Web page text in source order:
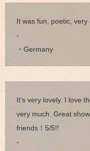
It was fun, poetic, very
-
・Germany
It’s very lovely. I love
very much. Great
friends！5/5!!
-